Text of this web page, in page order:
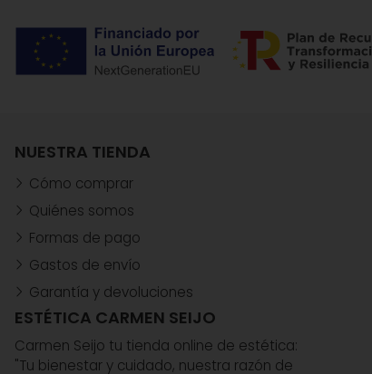
ESTÉTICA CARMEN SEIJO
Carmen Seijo tu tienda online de estética:
"Tu bienestar y cuidado, nuestra razón de
NUESTRA TIENDA
Cómo comprar
Quiénes somos
Formas de pago
Gastos de envío
Garantía y devoluciones